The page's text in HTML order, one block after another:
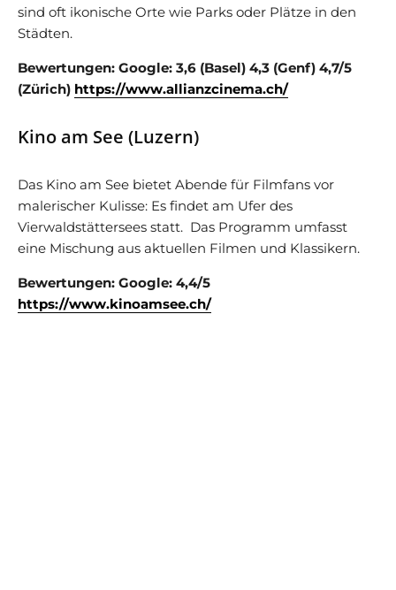
sind oft ikonische Orte wie Parks oder Plätze in den
Städten.
Bewertungen: Google: 3,6 (Basel) 4,3 (Genf) 4,7/5
(Zürich) https://www.allianzcinema.ch/
Kino am See (Luzern)
Das Kino am See bietet Abende für Filmfans vor
malerischer Kulisse: Es findet am Ufer des
Vierwaldstättersees statt. Das Programm umfasst
eine Mischung aus aktuellen Filmen und Klassikern.
Bewertungen: Google: 4,4/5
https://www.kinoamsee.ch/